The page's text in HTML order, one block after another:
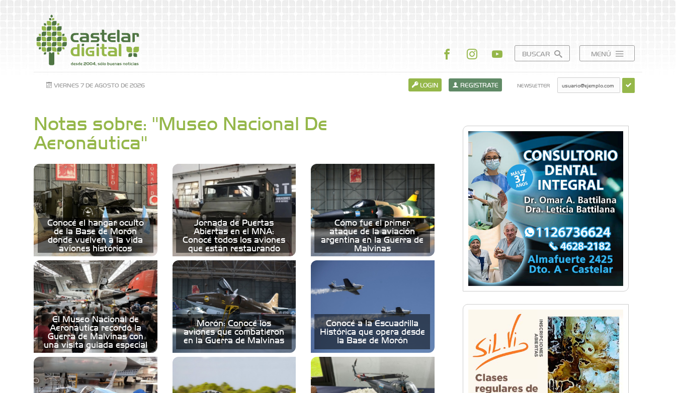
BUSCAR MENÚ
VIERNES 7 DE AGOSTO DE 2026 LOGIN REGISTRATE NEWSLETTER
Notas sobre: "Museo Nacional De
Aeronáutica"
Conocé el hangar oculto
de la Base de Morón
donde vuelven a la vida
aviones históricos
Jornada de Puertas
Abiertas en el MNA:
Conocé todos los aviones
que están restaurando
Cómo fue el primer
ataque de la aviación
argentina en la Guerra de
Malvinas
El Museo Nacional de
Aeronáutica recordó la
Guerra de Malvinas con
una visita guiada especial
Morón: Conocé los
aviones que combatieron
en la Guerra de Malvinas
Conocé a la Escuadrilla
Histórica que opera desde
la Base de Morón